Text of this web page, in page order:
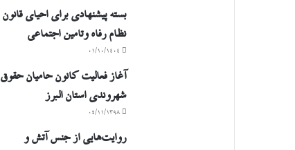
بسته پیشنهادی برای احیای قانون
نظام رفاه وتامین اجتماعی
۰۱/۱۰/۱۴۰۴
آغاز فعالیت کانون حامیان حقوق
شهروندی استان البرز
۰۴/۱۱/۱۳۹۸
روایت‌هایی از جنس آتش و